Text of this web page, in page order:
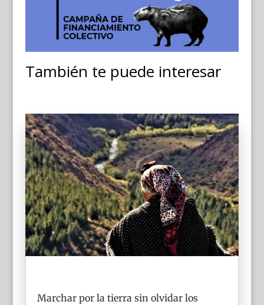
También te puede interesar
Marchar por la tierra sin olvidar los